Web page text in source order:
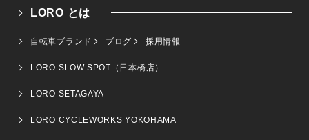
LORO とは
自転車ブランド ブログ 採用情報
LORO SLOW SPOT（日本橋店）
LORO SETAGAYA
LORO CYCLEWORKS YOKOHAMA